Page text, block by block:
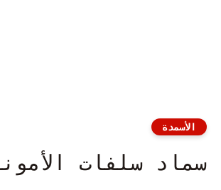
الأسمدة
سماد سلفات